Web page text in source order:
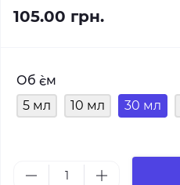
105.00 грн.
Об `єм
5 мл
10 мл 30 мл